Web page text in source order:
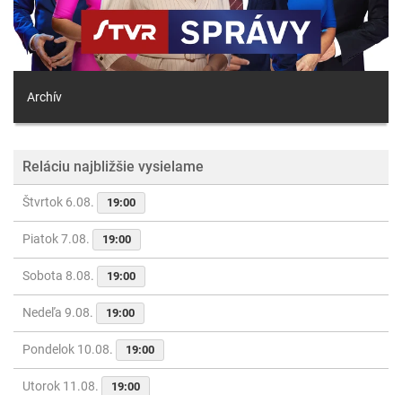
Archív
Reláciu najbližšie vysielame
Štvrtok 6.08. 19:00
Piatok 7.08. 19:00
Sobota 8.08. 19:00
Nedeľa 9.08. 19:00
Pondelok 10.08. 19:00
Utorok 11.08. 19:00